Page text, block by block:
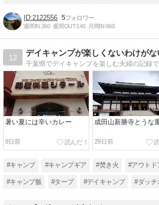
2122556 5
週間IN:260 週間OUT:140 月間IN:960
12
デイキャンプが楽しくないわけがな
千葉県でデイキャンプを楽しむ夫婦の記録で
暑い夏には辛いカレー
9日前
成田山新勝寺とうな
29日前
#キャンプ #キャンプギア #焚き火 #アウトド
#キャンプ飯 #タープ #デイキャンプ #ダッチ